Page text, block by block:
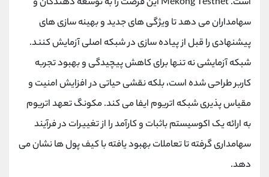
سهامداران می دهد تا ویژگی های جدید و بهینه سازی های
پیشنهادی را قبل از پیاده سازی در شبکه اصلی آزمایش کنند.
شبکه آزمایشی نه تنها برای کاهش پیچیدگی و بهبود تجربه
کاربر طراحی شده است، بلکه نقشی حیاتی در افزایش امنیت و
مقیاس پذیری شبکه اتریوم ایفا می کند. مکونگ تعهد اتریوم
به ارائه یک اکوسیستم باثبات و کارآمد را از تغییرات در فرآیند
سهامداری گرفته تا تعاملات بهبود یافته با کیف پول ها نشان می
دهد.